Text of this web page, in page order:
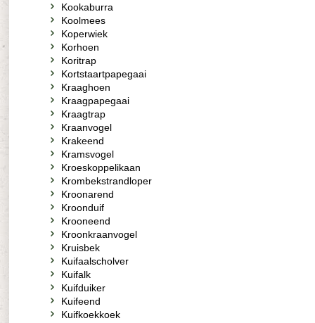
Kookaburra
Koolmees
Koperwiek
Korhoen
Koritrap
Kortstaartpapegaai
Kraaghoen
Kraagpapegaai
Kraagtrap
Kraanvogel
Krakeend
Kramsvogel
Kroeskoppelikaan
Krombekstrandloper
Kroonarend
Kroonduif
Krooneend
Kroonkraanvogel
Kruisbek
Kuifaalscholver
Kuifalk
Kuifduiker
Kuifeend
Kuifkoekkoek